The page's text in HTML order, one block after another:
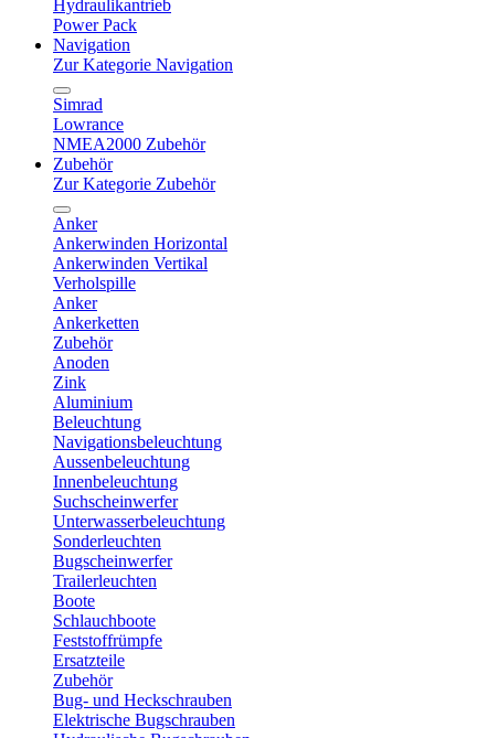
Hydraulikantrieb
Power Pack
Navigation
Zur Kategorie Navigation
Simrad
Lowrance
NMEA2000 Zubehör
Zubehör
Zur Kategorie Zubehör
Anker
Ankerwinden Horizontal
Ankerwinden Vertikal
Verholspille
Anker
Ankerketten
Zubehör
Anoden
Zink
Aluminium
Beleuchtung
Navigationsbeleuchtung
Aussenbeleuchtung
Innenbeleuchtung
Suchscheinwerfer
Unterwasserbeleuchtung
Sonderleuchten
Bugscheinwerfer
Trailerleuchten
Boote
Schlauchboote
Feststoffrümpfe
Ersatzteile
Zubehör
Bug- und Heckschrauben
Elektrische Bugschrauben